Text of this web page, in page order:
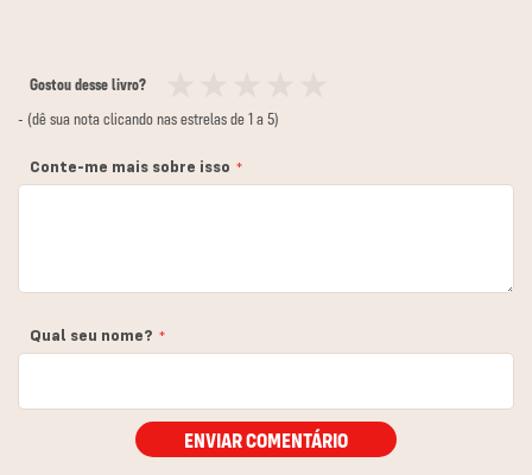
Gostou desse livro?
12
3
4
5
- (dê sua nota clicando nas estrelas de 1 a 5)
Conte-me mais sobre isso
Qual seu nome?
ENVIAR COMENTÁRIO